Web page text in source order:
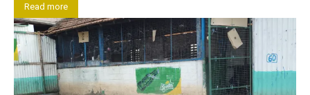
Read more